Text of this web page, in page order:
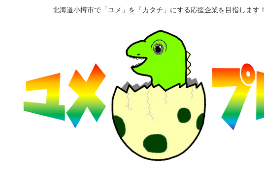
北海道小樽市で「ユメ」を「カタチ」にする応援企業を目指します！